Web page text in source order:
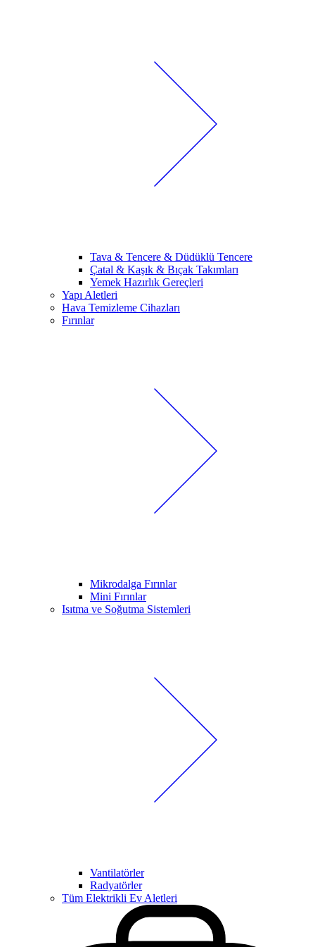
Tava & Tencere & Düdüklü Tencere
Çatal & Kaşık & Bıçak Takımları
Yemek Hazırlık Gereçleri
Yapı Aletleri
Hava Temizleme Cihazları
Fırınlar
Mikrodalga Fırınlar
Mini Fırınlar
Isıtma ve Soğutma Sistemleri
Vantilatörler
Radyatörler
Tüm Elektrikli Ev Aletleri